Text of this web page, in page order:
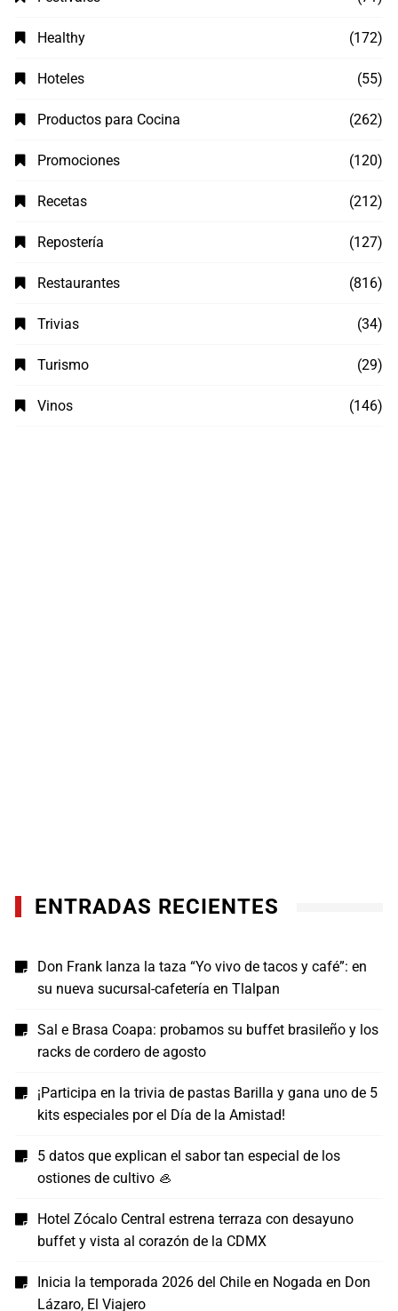
Healthy (172)
Hoteles (55)
Productos para Cocina (262)
Promociones (120)
Recetas (212)
Repostería (127)
Restaurantes (816)
Trivias (34)
Turismo (29)
Vinos (146)
ENTRADAS RECIENTES
Don Frank lanza la taza “Yo vivo de tacos y café”: en
su nueva sucursal-cafetería en Tlalpan
Sal e Brasa Coapa: probamos su buffet brasileño y los
racks de cordero de agosto
¡Participa en la trivia de pastas Barilla y gana uno de 5
kits especiales por el Día de la Amistad!
5 datos que explican el sabor tan especial de los
ostiones de cultivo 🦪
Hotel Zócalo Central estrena terraza con desayuno
buffet y vista al corazón de la CDMX
Inicia la temporada 2026 del Chile en Nogada en Don
Lázaro, El Viajero